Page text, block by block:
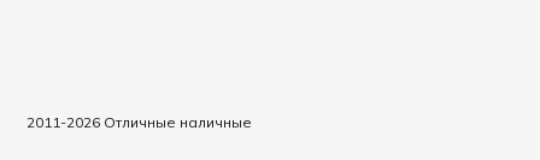
2011-2026 Отличные наличные